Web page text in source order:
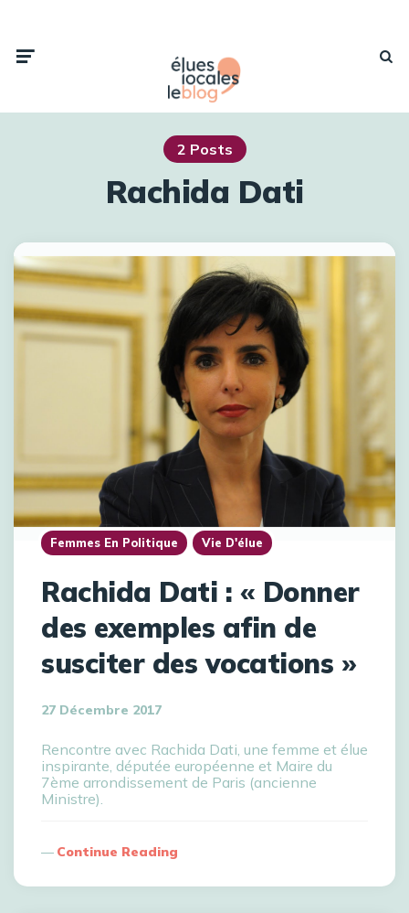
2 Posts
Rachida Dati
Femmes En Politique Vie D'élue
Rachida Dati : « Donner
des exemples afin de
susciter des vocations »
27 Décembre 2017
Rencontre avec Rachida Dati, une femme et élue
inspirante, députée européenne et Maire du
7ème arrondissement de Paris (ancienne
Ministre).
Continue Reading